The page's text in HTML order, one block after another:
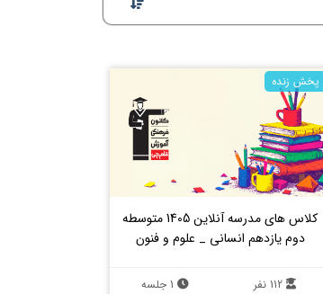
کلاس های مدرسه آنلاین 1405 متوسطه
دوم یازدهم انسانی _ علوم و فنون
پخش زنده
112 نفر 1 جلسه